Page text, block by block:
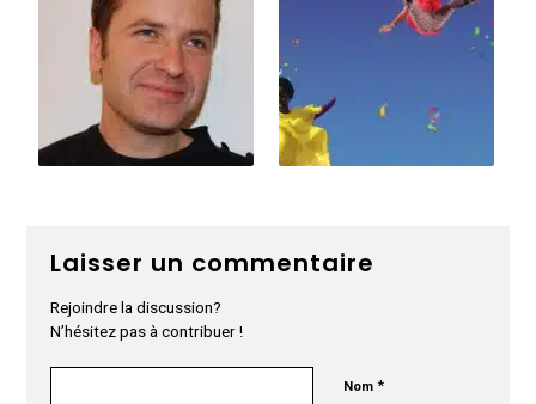
Laisser un commentaire
Rejoindre la discussion?
N’hésitez pas à contribuer !
Nom*